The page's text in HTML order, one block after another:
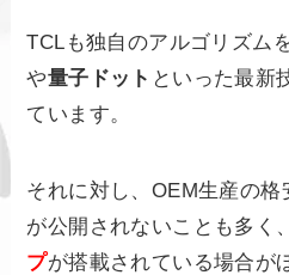
TCLも独自のアルゴリズム
や量子ドット といった最新
ています。
それに対し、OEM生産の格
が公開されないことも多く、
プが搭載されている場合が